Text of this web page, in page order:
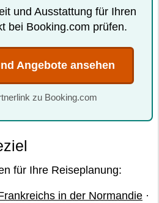
und Ausstattung für Ihren
bei Booking.com prüfen.
Angebote ansehen
zu Booking.com
für Ihre Reiseplanung:
in der Normandie ·